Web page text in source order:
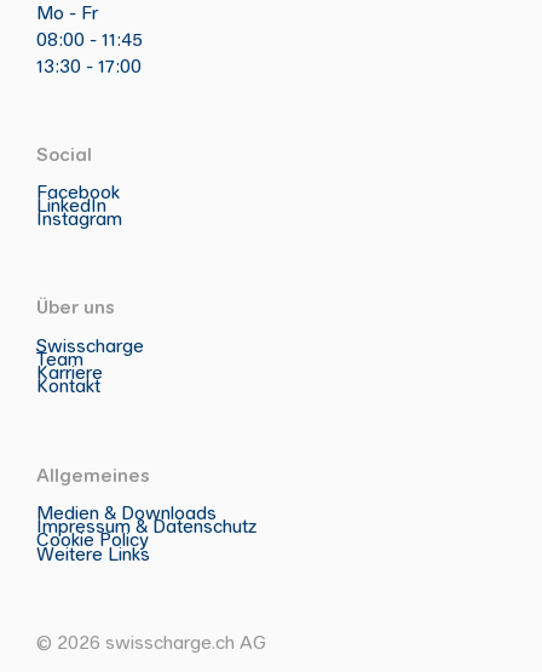
Mo - Fr
08:00 - 11:45
13:30 - 17:00
Social
Facebook
LinkedIn
Instagram
Über uns
Swisscharge
Team
Karriere
Kontakt
Allgemeines
Medien & Downloads
Impressum & Datenschutz
Cookie Policy
Weitere Links
© 2026 swisscharge.ch AG